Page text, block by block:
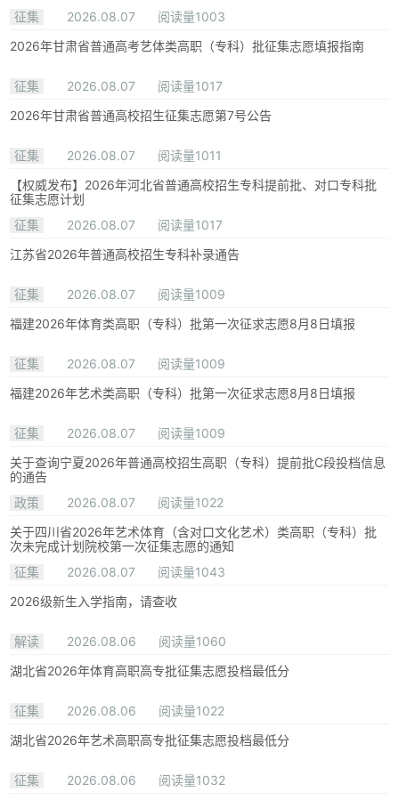
征集
2026.08.07
阅读量1003
2026年甘肃省普通高考艺体类高职（专科）批征集志愿填报指南
征集 2026.08.07
阅读量1017
2026年甘肃省普通高校招生征集志愿第7号公告
征集 2026.08.07
阅读量1011
【权威发布】2026年河北省普通高校招生专科提前批、对口专科批
征集志愿计划
征集
2026.08.07
阅读量1017
江苏省2026年普通高校招生专科补录通告
征集 2026.08.07
阅读量1009
福建2026年体育类高职（专科）批第一次征求志愿8月8日填报
征集 2026.08.07
阅读量1009
福建2026年艺术类高职（专科）批第一次征求志愿8月8日填报
征集 2026.08.07
阅读量1009
关于查询宁夏2026年普通高校招生高职（专科）提前批C段投档信息
的通告
政策
2026.08.07
阅读量1022
关于四川省2026年艺术体育（含对口文化艺术）类高职（专科）批
次未完成计划院校第一次征集志愿的通知
征集
2026.08.07
阅读量1043
2026级新生入学指南，请查收
解读 2026.08.06
阅读量1060
湖北省2026年体育高职高专批征集志愿投档最低分
征集 2026.08.06
阅读量1022
湖北省2026年艺术高职高专批征集志愿投档最低分
征集 2026.08.06
阅读量1032